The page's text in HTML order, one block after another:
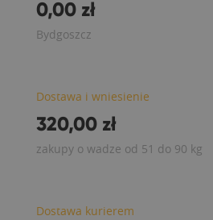
0,00 zł
Bydgoszcz
Dostawa i wniesienie
320,00 zł
zakupy o wadze od 51 do 90 kg
Dostawa kurierem